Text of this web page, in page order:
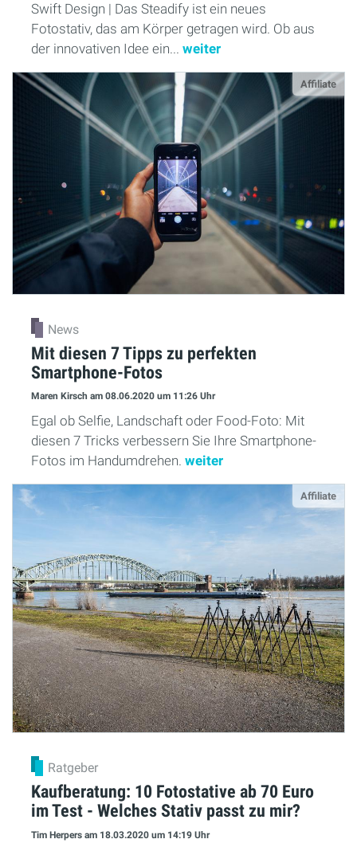
Swift Design | Das Steadify ist ein neues
Fotostativ, das am Körper getragen wird. Ob aus
der innovativen Idee ein... weiter
Affiliate
News
Mit diesen 7 Tipps zu perfekten
Smartphone-Fotos
Maren Kirsch am 08.06.2020 um 11:26 Uhr
Egal ob Selfie, Landschaft oder Food-Foto: Mit
diesen 7 Tricks verbessern Sie Ihre Smartphone-
Fotos im Handumdrehen. weiter
Affiliate
Ratgeber
Kaufberatung: 10 Fotostative ab 70 Euro
im Test - Welches Stativ passt zu mir?
Tim Herpers am 18.03.2020 um 14:19 Uhr